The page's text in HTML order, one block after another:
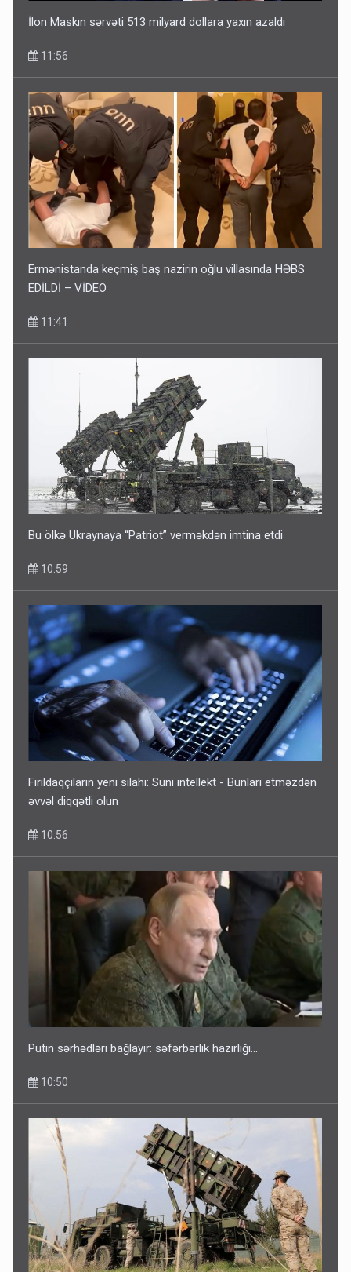
İlon Maskın sərvəti 513 milyard dollara yaxın azaldı
11:56
Ermənistanda keçmiş baş nazirin oğlu villasında HƏBS
EDİLDİ – VİDEO
11:41
Bu ölkə Ukraynaya “Patriot” verməkdən imtina etdi
10:59
Fırıldaqçıların yeni silahı: Süni intellekt - Bunları etməzdən
əvvəl diqqətli olun
10:56
Putin sərhədləri bağlayır: səfərbərlik hazırlığı...
10:50